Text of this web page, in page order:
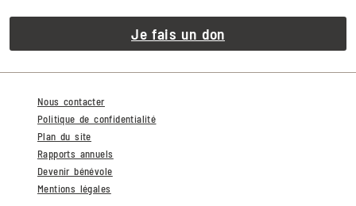
Je fais un don
Nous contacter
Politique de confidentialité
Plan du site
Rapports annuels
Devenir bénévole
Mentions légales